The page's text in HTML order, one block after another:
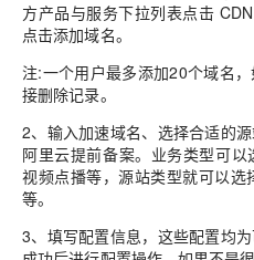
方产品与服务下拉列表点击
点击添加域名。
注:一个用户最多添加20个域名
接删除记录。
2、 输入加速域名、选择合适的
阿里云提前备案。业务类型可以
视频点播等，源站类型就可以
等。
3、 填写配置信息，这些配置均